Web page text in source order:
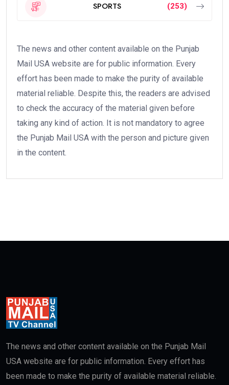
SPORTS (253)
The news and other content available on the Punjab
Mail USA website are for public information. Every
effort has been made to make the purity of available
material reliable. Despite this, the readers are advised
to check the accuracy of the material given before
taking any kind of action. It is not mandatory to agree
the Punjab Mail USA with the person and picture given
in the content.
The news and other content available on the Punjab Mail
USA website are for public information. Every effort has
been made to make the purity of available material reliable.